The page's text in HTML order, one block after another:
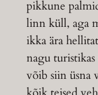
pikkune
linn küll, aga
ikka ära
nagu
võib siin üsna